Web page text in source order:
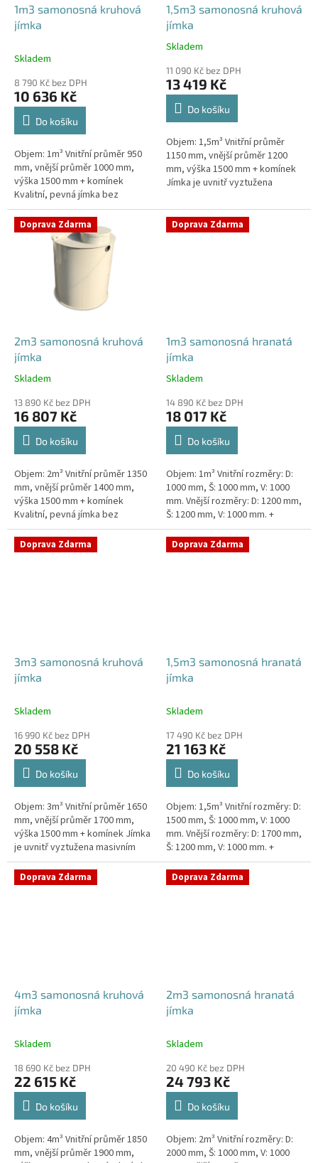
1m3 samonosná kruhová
jímka
Skladem
8 790 Kč bez DPH
10 636 Kč
Do košíku
Objem: 1m³ Vnitřní průměr 950
mm, vnější průměr 1000 mm,
výška 1500 mm + komínek
Kvalitní, pevná jímka bez
potřeby obetonování. Průměr
přítoku specifikujte v...
1,5m3 samonosná kruhová
jímka
Průměrné
produktu
je
4,2
hvězdiček.
Skladem
11 090 Kč bez DPH
13 419 Kč
Do košíku
Objem: 1,5m³ Vnitřní průměr
1150 mm, vnější průměr 1200
mm, výška 1500 mm + komínek
Jímka je uvnitř vyztužena
garanci její
samonosnosti.Kvalitní, pevná...
Doprava Zdarma
2m3 samonosná kruhová
jímka
Průměrné
produktu
je
4,3
hvězdiček.
Skladem
13 890 Kč bez DPH
16 807 Kč
Do košíku
Objem: 2m³ Vnitřní průměr 1350
mm, vnější průměr 1400 mm,
výška 1500 mm + komínek
Kvalitní, pevná jímka bez
potřeby obetonování. Průměr
přítoku specifikujte v
poznámce...
Doprava Zdarma
1m3 samonosná hranatá
jímka
Průměrné
produktu
je
4,5
hvězdiček.
Skladem
14 890 Kč bez DPH
18 017 Kč
Do košíku
Objem: 1m³ Vnitřní rozměry: D:
1000 mm, Š: 1000 mm, V: 1000
mm. Vnější rozměry: D: 1200 mm,
Š: 1200 mm, V: 1000 mm. +
komínek Kvalitní, pevná jímka
bez potřeby obetonování....
Doprava Zdarma
3m3 samonosná kruhová
jímka
Skladem
16 990 Kč bez DPH
20 558 Kč
Do košíku
Objem: 3m³ Vnitřní průměr 1650
mm, vnější průměr 1700 mm,
výška 1500 mm + komínek Jímka
je uvnitř vyztužena masivním
žebrováním pro garanci její
samonosnosti.Kvalitní, pevná...
Doprava Zdarma
1,5m3 samonosná hranatá
jímka
Skladem
17 490 Kč bez DPH
21 163 Kč
Do košíku
Objem: 1,5m³ Vnitřní rozměry: D:
1500 mm, Š: 1000 mm, V: 1000
mm. Vnější rozměry: D: 1700 mm,
Š: 1200 mm, V: 1000 mm. +
komínek Kvalitní, pevná jímka
bez potřeby...
Doprava Zdarma
4m3 samonosná kruhová
jímka
Skladem
18 690 Kč bez DPH
22 615 Kč
Do košíku
Objem: 4m³ Vnitřní průměr 1850
mm, vnější průměr 1900 mm,
Doprava Zdarma
2m3 samonosná hranatá
jímka
Skladem
20 490 Kč bez DPH
24 793 Kč
Do košíku
Objem: 2m³ Vnitřní rozměry: D:
2000 mm, Š: 1000 mm, V: 1000